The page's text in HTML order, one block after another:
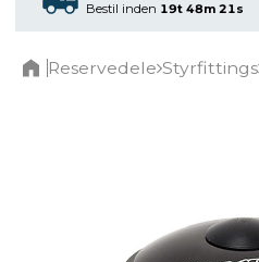
Bestil inden 19t 48m 21s
Reservedele Styrfittings